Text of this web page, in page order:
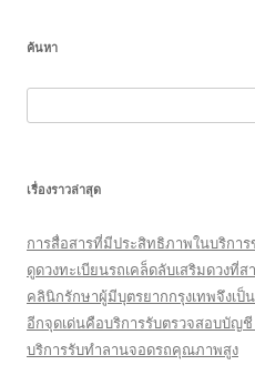
ค้นหา
for:
เรื่องราวล่าสุด
การสื่อสารที่มีประสิทธิภาพในบริการ
ดูดวงทะเบียนรถเคล็ดลับเสริมดวงที่
คลินิกรักษาผู้มีบุตรยากกรุงเทพจึงเ
อีกจุดเด่นคือบริการรับตรวจสอบบัญชี
บริการรับทำลานจอดรถคุณภาพสูง